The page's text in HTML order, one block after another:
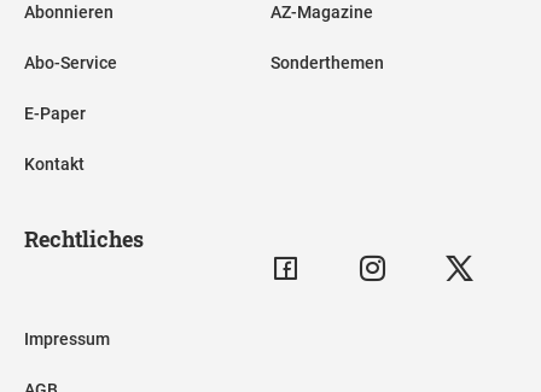
Abonnieren
Abo-Service
E-Paper
Kontakt
AZ-Magazine
Sonderthemen
Rechtliches
Impressum